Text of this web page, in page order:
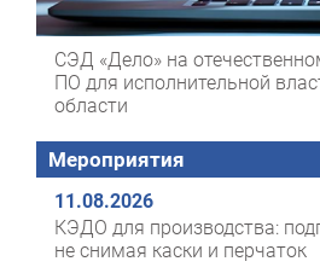
СЭД «Дело» на
ПО для исполнительной
области
Мероприятия
11.08.2026
КЭДО для производства:
не снимая каски и перчаток